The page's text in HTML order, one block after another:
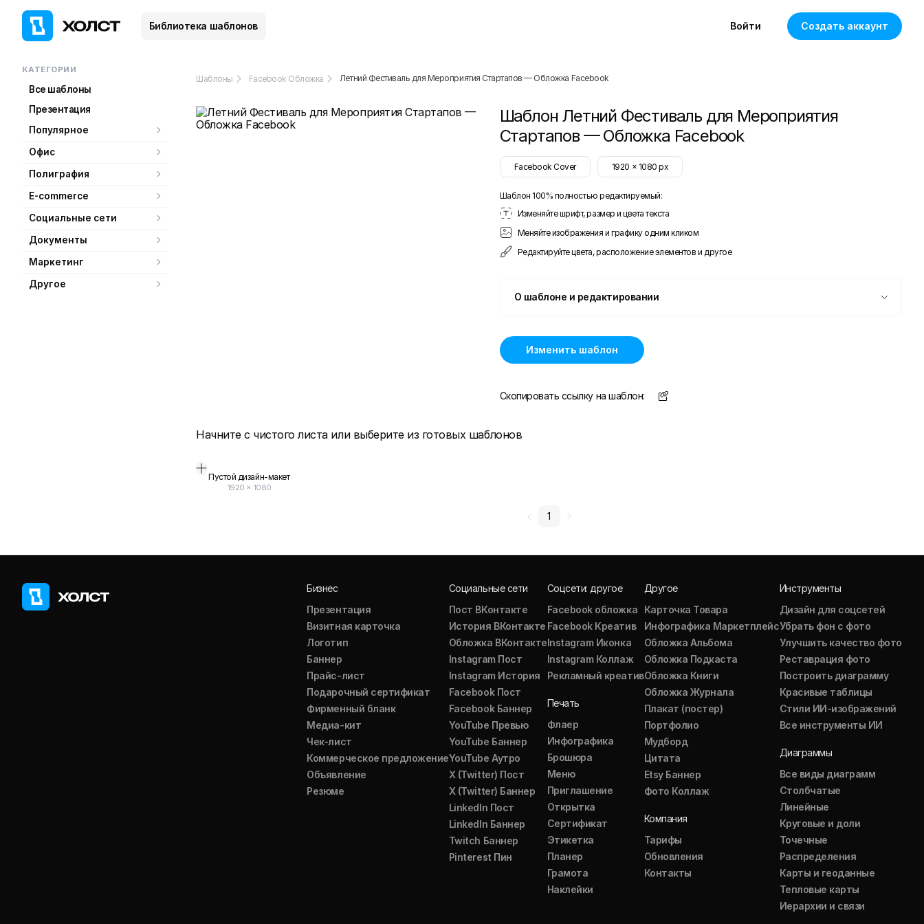
Библиотека шаблонов Войти Создать аккаунт
КАТЕГОРИИ
Все шаблоны
Презентация
Популярное
Офис
Полиграфия
E-commerce
Социальные сети
Документы
Маркетинг
Другое
Шаблоны Facebook Обложка Летний Фестиваль для Мероприятия Стартапов — Обложка Facebook
Шаблон Летний Фестиваль для Мероприятия
Стартапов — Обложка Facebook
Facebook Cover 1920 x 1080 px
Шаблон 100% полностью редактируемый:
Изменяйте шрифт, размер и цвета текста
Меняйте изображения и графику одним кликом
Редактируйте цвета, расположение элементов и другое
О шаблоне и редактировании
Изменить шаблон
Скопировать ссылку на шаблон:
Начните с чистого листа или выберите из готовых шаблонов
Пустой дизайн-макет
1920 × 1080
1
Бизнес
Презентация
Визитная карточка
Логотип
Баннер
Прайс-лист
Подарочный сертификат
Фирменный бланк
Медиа-кит
Чек-лист
Коммерческое предложение
Объявление
Резюме
Социальные сети
Пост ВКонтакте
История ВКонтакте
Обложка ВКонтакте
Instagram Пост
Instagram История
Facebook Пост
Facebook Баннер
YouTube Превью
YouTube Баннер
YouTube Аутро
X (Twitter) Пост
X (Twitter) Баннер
LinkedIn Пост
LinkedIn Баннер
Twitch Баннер
Pinterest Пин
Соцсети: другое
Facebook обложка
Facebook Креатив
Instagram Иконка
Instagram Коллаж
Рекламный креатив
Печать
Флаер
Инфографика
Брошюра
Меню
Приглашение
Открытка
Сертификат
Этикетка
Планер
Грамота
Наклейки
Другое
Карточка Товара
Инфографика Маркетплейс
Обложка Альбома
Обложка Подкаста
Обложка Книги
Обложка Журнала
Плакат (постер)
Портфолио
Мудборд
Цитата
Etsy Баннер
Фото Коллаж
Компания
Тарифы
Обновления
Контакты
Инструменты
Дизайн для соцсетей
Убрать фон с фото
Улучшить качество фото
Реставрация фото
Построить диаграмму
Красивые таблицы
Стили ИИ-изображений
Все инструменты ИИ
Диаграммы
Все виды диаграмм
Столбчатые
Линейные
Круговые и доли
Точечные
Распределения
Карты и геоданные
Тепловые карты
Иерархии и связи